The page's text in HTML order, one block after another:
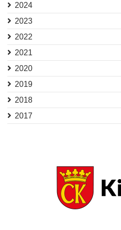
2024
2023
2022
2021
2020
2019
2018
2017